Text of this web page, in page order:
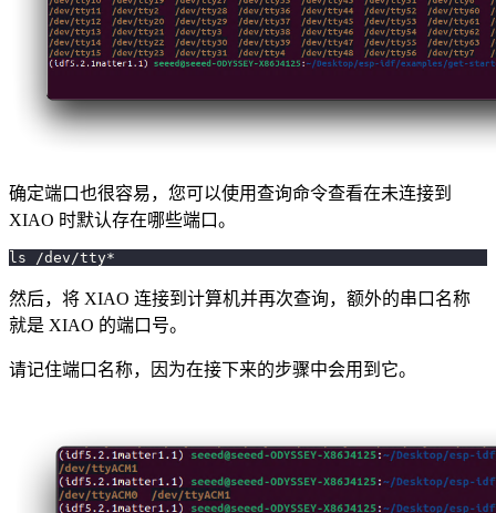
确定端口也很容易，您可以使用查询命令查看在未连接到
XIAO 时默认存在哪些端口。
ls /dev/tty*
然后，将 XIAO 连接到计算机并再次查询，额外的串口名称
就是 XIAO 的端口号。
请记住端口名称，因为在接下来的步骤中会用到它。